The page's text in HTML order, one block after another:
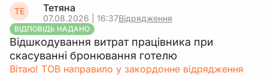
ТЕ Тетяна
07.08.2026 | 16:37Відрядження
ВІДПОВІДЬ НАДАНО
Відшкодування витрат працівника при
скасуванні бронювання готелю
Вітаю! ТОВ направило у закордонне відрядження